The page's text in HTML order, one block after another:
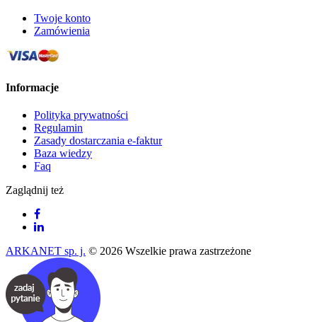
Twoje konto
Zamówienia
Informacje
Polityka prywatności
Regulamin
Zasady dostarczania e-faktur
Baza wiedzy
Faq
Zaglądnij też
ARKANET sp. j. © 2026 Wszelkie prawa zastrzeżone